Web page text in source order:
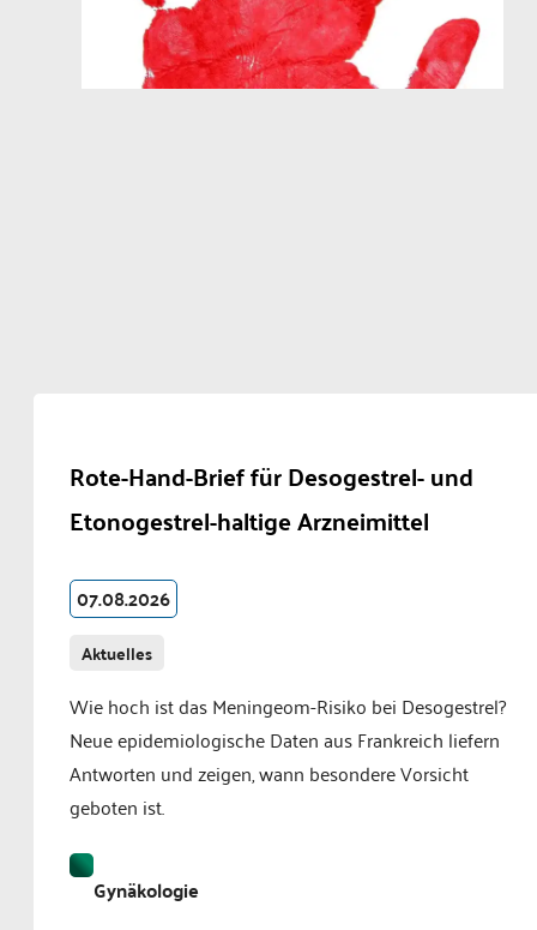
Rote-Hand-Brief für Desogestrel- und
Etonogestrel-haltige Arzneimittel
07.08.2026
Aktuelles
Wie hoch ist das Meningeom-Risiko bei Desogestrel?
Neue epidemiologische Daten aus Frankreich liefern
Antworten und zeigen, wann besondere Vorsicht
geboten ist.
Gynäkologie